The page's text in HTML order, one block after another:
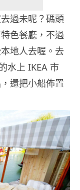
過未呢？碼頭
色餐廳，不過
地人去喔。去
水上 IKEA 市
還把小船佈置